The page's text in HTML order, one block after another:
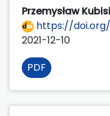
Przemysław
https://doi.org/
2021-12-10
PDF